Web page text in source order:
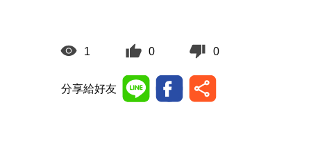
1 0 0
分享給好友